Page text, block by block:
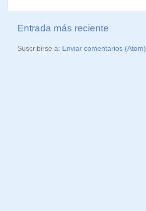
Entrada más reciente
Suscribirse a: Enviar comentarios (Atom)